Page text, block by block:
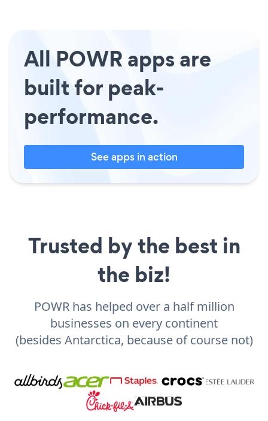
All POWR apps are
built for peak-
performance.
See apps in action
Trusted by the best in
the biz!
POWR has helped over a half million
businesses on every continent
(besides Antarctica, because of course not)